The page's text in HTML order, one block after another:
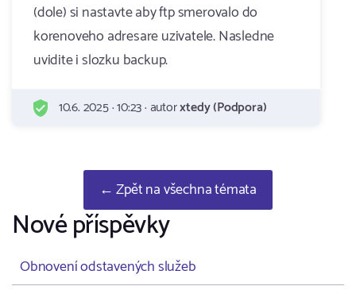
(dole) si nastavte aby ftp smerovalo do
korenoveho adresare uzivatele. Nasledne
uvidite i slozku backup.
10.6. 2025 · 10:23 · autorxtedy (Podpora)
← Zpět na všechna témata
Nové příspěvky
Obnovení odstavených služeb